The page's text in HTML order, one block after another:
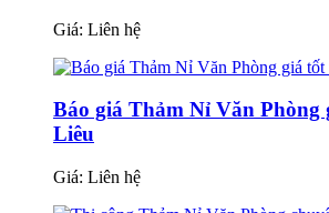
Giá: Liên hệ
Báo giá Thảm Nỉ Văn Phòng
Liêu
Giá: Liên hệ